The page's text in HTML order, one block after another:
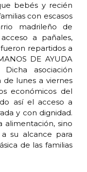
bebés y recién
con escasos
madrileño de
a pañales,
repartidos a
DE AYUDA
Dicha asociación
lunes a viernes
económicos del
así el acceso a
y con dignidad.
alimentación, sino
su alcance para
de las familias